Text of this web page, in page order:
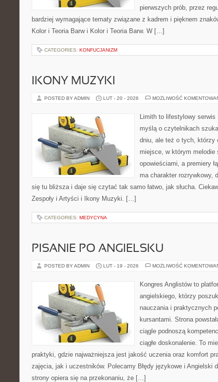
pierwszych prób, przez
bardziej wymagające tematy związane z kadrem i pięknem
Kolor i Teoria Barw i Kolor i Teoria Barw. W […]
CATEGORIES: KONFUCJANIZM
IKONY MUZYKI
POSTED BY ADMIN LUT - 20 - 2026 MOŻLIWOŚĆ
Limith to lifestylowy
myślą o czytelnikach
dniu, ale też o tych, którzy
miejsce, w którym melodie
opowieściami, a premiery
ma charakter rozrywkowy,
się tu bliższa i daje się czytać tak samo łatwo, jak słucha.
Zespoły i Artyści i Ikony Muzyki. […]
CATEGORIES: MEDYCYNA
PISANIE PO ANGIELSKU
POSTED BY ADMIN LUT - 19 - 2026 MOŻLIWOŚĆ
Kongres Anglistów to
angielskiego, którzy
nauczania i praktycznych
kursantami. Strona
ciągle podnoszą
ciągłe doskonalenie. To
praktyki, gdzie najważniejsza jest jakość uczenia oraz komfort
zajęcia, jak i uczestników. Polecamy Błędy językowe i Angielski
strony opiera się na przekonaniu, że […]